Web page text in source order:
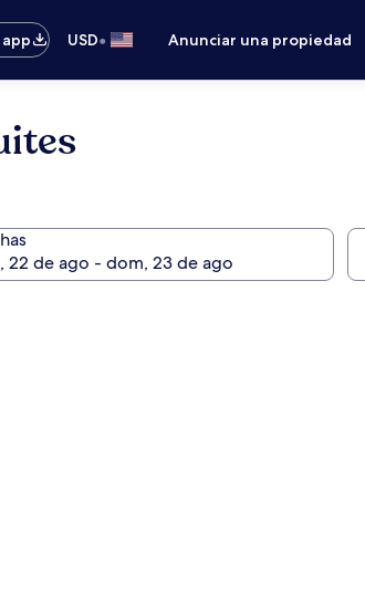
USD• Anunciar una propiedad